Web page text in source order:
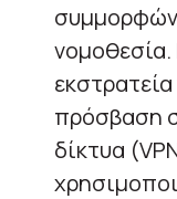
νομοθεσία.
πρόσβαση
δίκτυα